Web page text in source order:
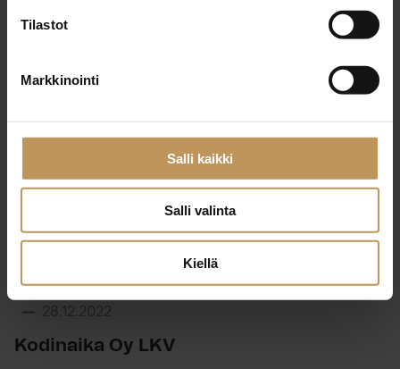
Tilastot
Markkinointi
Salli kaikki
Salli valinta
Kiellä
28.12.2022
Kodinaika Oy LKV